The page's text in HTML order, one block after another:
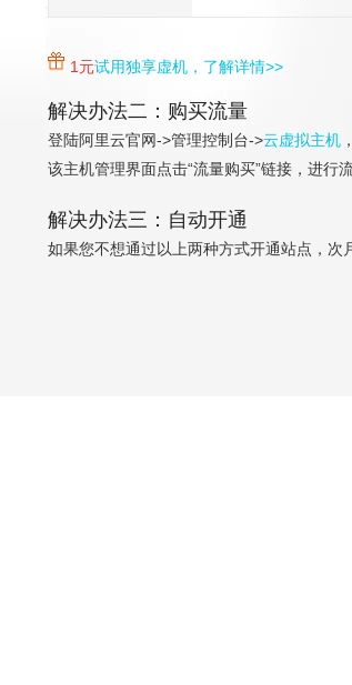
1元试用独享虚机，了解详情>>
解决办法二：购买流量
登陆阿里云官网->管理控制台->云虚拟主机
该主机管理界面点击“流量购买”链接，进行
解决办法三：自动开通
如果您不想通过以上两种方式开通站点，次